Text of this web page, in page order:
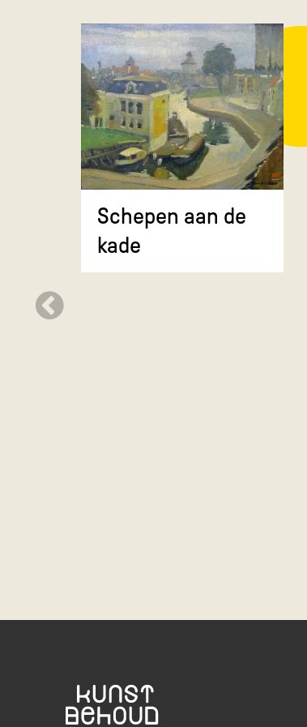
Schepen aan de
kade